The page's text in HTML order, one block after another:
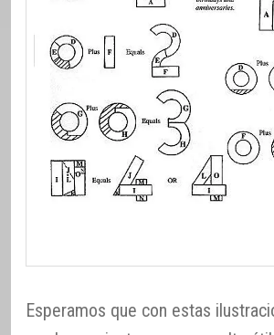
Esperamos que con estas